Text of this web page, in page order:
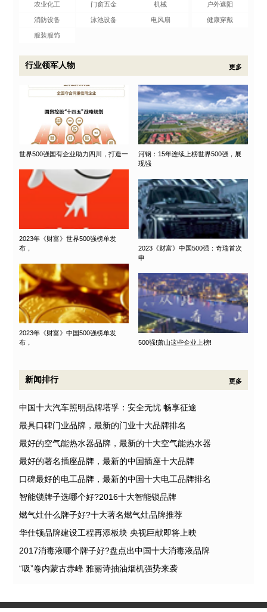
农业化工 门窗五金 户外遮阳
机械
消防设备 泳池设备 健康穿戴
电风扇
服装服饰
行业领军人物 更多
世界500强国有企业助力四川，打造一
河钢：15年连续上榜世界500强，展
现强
2023年《财富》世界500强榜单发
布，
2023《财富》中国500强：奇瑞首次
申
2023年《财富》中国500强榜单发
布，
500强!萧山这些企业上榜!
新闻排行 更多
中国十大汽车照明品牌塔孚：安全无忧 畅享征途
最具口碑门业品牌，最新的门业十大品牌排名
最好的空气能热水器品牌，最新的十大空气能热水器
最好的著名插座品牌，最新的中国插座十大品牌
口碑最好的电工品牌，最新的中国十大电工品牌排名
智能锁牌子选哪个好?2016十大智能锁品牌
燃气灶什么牌子好?十大著名燃气灶品牌推荐
华仕顿品牌建设工程再添板块 央视巨献即将上映
2017消毒液哪个牌子好?盘点出中国十大消毒液品牌
“吸”卷内蒙古赤峰 雅丽诗抽油烟机强势来袭